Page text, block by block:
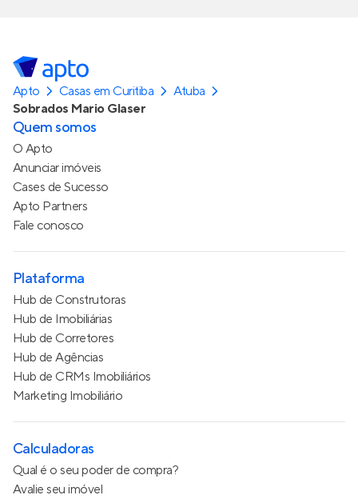
Apto Casas em Curitiba
Atuba
Sobrados Mario Glaser
Quem somos
O Apto
Anunciar imóveis
Cases de Sucesso
Apto Partners
Fale conosco
Plataforma
Hub de Construtoras
Hub de Imobiliárias
Hub de Corretores
Hub de Agências
Hub de CRMs Imobiliários
Marketing Imobiliário
Calculadoras
Qual é o seu poder de compra?
Avalie seu imóvel